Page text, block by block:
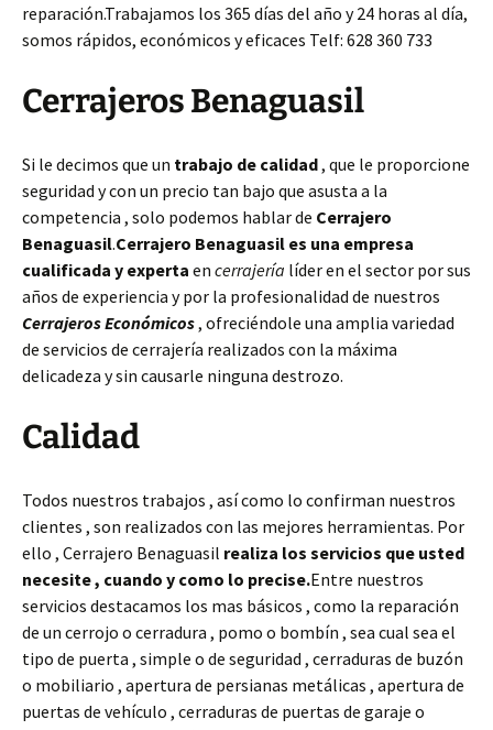
reparación.Trabajamos los 365 días del año y 24 horas al día,
somos rápidos, económicos y eficaces Telf: 628 360 733
Cerrajeros Benaguasil
Si le decimos que un trabajo de calidad, que le proporcione
seguridad y con un precio tan bajo que asusta a la
competencia , solo podemos hablar de Cerrajero
Benaguasil.Cerrajero Benaguasil es una empresa
cualificada y experta en cerrajería líder en el sector por sus
años de experiencia y por la profesionalidad de nuestros
Cerrajeros Económicos, ofreciéndole una amplia variedad
de servicios de cerrajería realizados con la máxima
delicadeza y sin causarle ninguna destrozo.
Calidad
Todos nuestros trabajos , así como lo confirman nuestros
clientes , son realizados con las mejores herramientas. Por
ello , Cerrajero Benaguasil realiza los servicios que usted
necesite , cuando y como lo precise.Entre nuestros
servicios destacamos los mas básicos , como la reparación
de un cerrojo o cerradura , pomo o bombín , sea cual sea el
tipo de puerta , simple o de seguridad , cerraduras de buzón
o mobiliario , apertura de persianas metálicas , apertura de
puertas de vehículo , cerraduras de puertas de garaje o